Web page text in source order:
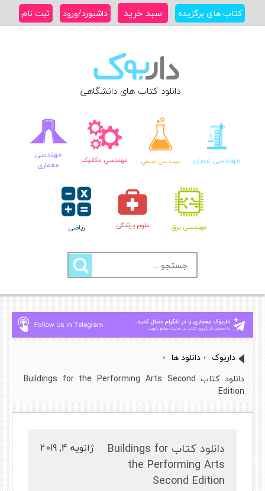
کتاب های برگزیده سبد خرید داشبورد/ورود ثبت نام
دانلود کتاب های دانشگاهی
مهندسی عمران مهندسی شیمی مهندسی مکانیک
مهندسی
معماری
مهندسی برق علوم پزشکی ریاضی
جستجو
برای:
داربوک › دانلود ها ›
دانلود کتاب Buildings for the Performing Arts Second
Edition
دانلود کتاب Buildings for
the Performing Arts
Second Edition
ژانویه 4, 2019